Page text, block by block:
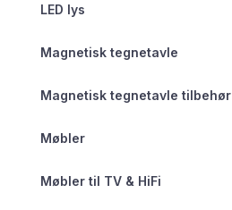
LED lys
Magnetisk tegnetavle
Magnetisk tegnetavle tilbehør
Møbler
Møbler til TV & HiFi